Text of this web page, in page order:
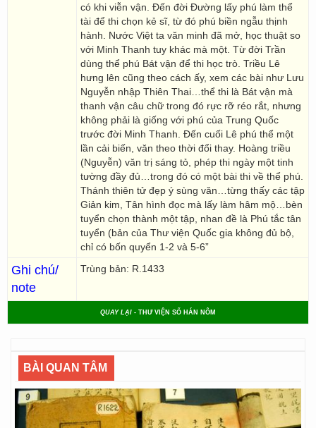
có khi viễn vận. Đến đời Đường lấy phú làm thể
tài để thi chọn kẻ sĩ, từ đó phú biền ngẫu thịnh
hành. Nước Việt ta văn minh đã mở, học thuật so
với Minh Thanh tuy khác mà một. Từ đời Trần
dùng thể phú Bát vận để thi học trò. Triều Lê
hưng lên cũng theo cách ấy, xem các bài như Lưu
Nguyễn nhập Thiên Thai…thể thi là Bát vận mà
thanh vận câu chữ trong đó rực rỡ réo rắt, nhưng
không phải là giống với phú của Trung Quốc
trước đời Minh Thanh. Đến cuối Lê phú thể một
lần cải biến, văn theo thời đổi thay. Hoàng triều
(Nguyễn) văn trị sáng tỏ, phép thi ngày một tinh
tường đầy đủ…trong đó có một bài thi về thể phú.
Thánh thiên tử đẹp ý sùng văn…từng thấy các tập
Giản kim, Tân hình đọc mà lấy làm hâm mộ…bèn
tuyển chọn thành một tập, nhan đề là Phú tắc tân
tuyển (bản của Thư viện Quốc gia không đủ bộ,
chỉ có bốn quyển 1-2 và 5-6”
Ghi chú/
note
Trùng bản: R.1433
QUAY LẠI - THƯ VIỆN SỐ HÁN NÔM
BÀI QUAN TÂM